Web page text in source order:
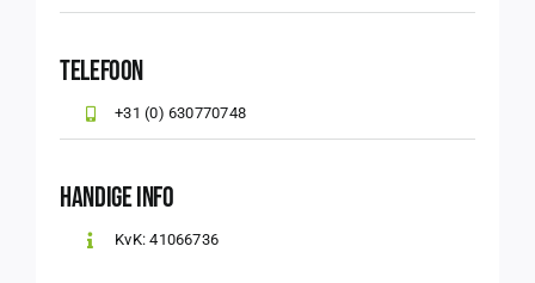
Telefoon
+31 (0) 630770748
Handige info
KvK: 41066736